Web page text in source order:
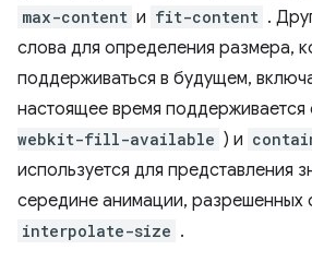
max-content и fit-content .
слова для определения размера,
поддерживаться в будущем,
настоящее время
webkit-fill-available ) и
используется для представления
середине анимации, разрешенных
interpolate-size .